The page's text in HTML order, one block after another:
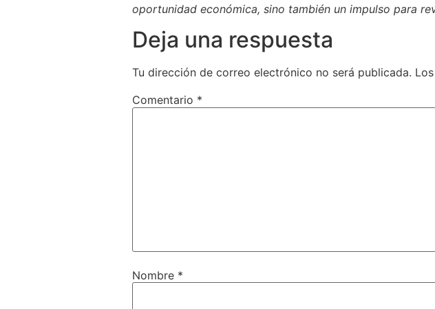
oportunidad económica, sino también un impulso para
Deja una respuesta
Tu dirección de correo electrónico no será publicada.
Comentario *
Nombre *